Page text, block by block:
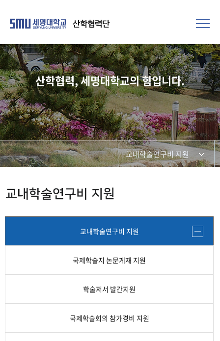
산학협력단
산학협력, 세명대학교의 힘입니다.
교내학술연구비 지원
교내연구지원
연구비종합 관리시스템
교내학술연구비 지원
교내학술연구비 지원
국제학술지 논문게재 지원
학술저서 발간지원
국제학술회의 참가경비 지원